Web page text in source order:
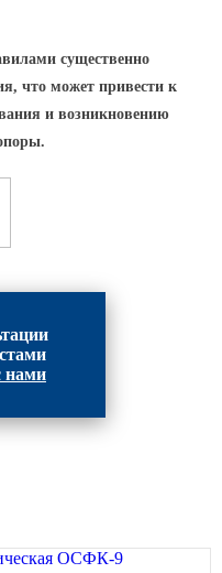
существенно
что может привести к
и возникновению
нами